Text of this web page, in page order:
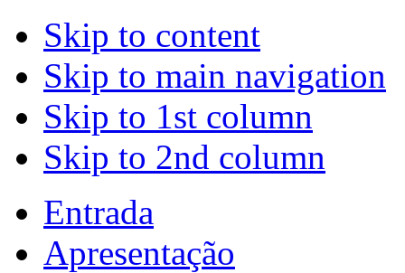
Skip to content
Skip to main navigation
Skip to 1st column
Skip to 2nd column
Entrada
Apresentação